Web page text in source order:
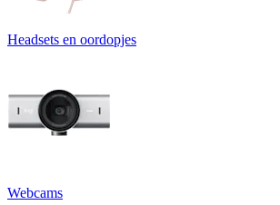
Headsets en oordopjes
Webcams